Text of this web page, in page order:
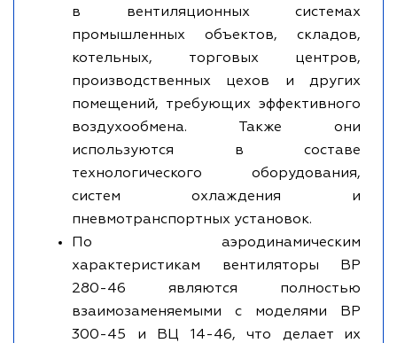
в вентиляционных системах
промышленных объектов, складов,
котельных, торговых центров,
производственных цехов и других
помещений, требующих эффективного
воздухообмена. Также они
используются в составе
технологического оборудования,
систем охлаждения и
пневмотранспортных установок.
По аэродинамическим
характеристикам вентиляторы ВР
280-46 являются полностью
взаимозаменяемыми с моделями ВР
300-45 и ВЦ 14-46, что делает их